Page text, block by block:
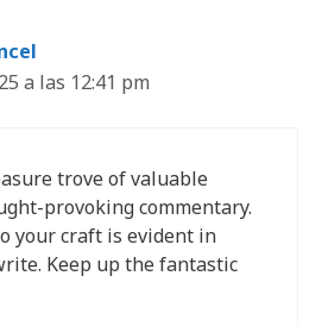
a las 12:41 pm
trove of valuable
provoking commentary.
your craft is evident in
Keep up the fantastic